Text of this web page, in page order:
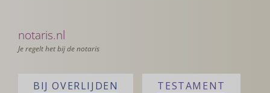
notaris.nl
Je regelt het bij de notaris
BIJ OVERLIJDEN TESTAMENT